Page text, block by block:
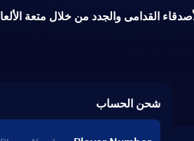
مع الأصدقاء القدامى والجدد من خلال متعة
شحن الحساب